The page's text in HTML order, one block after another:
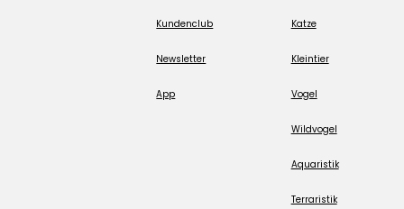
Kundenclub
Newsletter
App
Katze
Kleintier
Vogel
Wildvogel
Aquaristik
Terraristik